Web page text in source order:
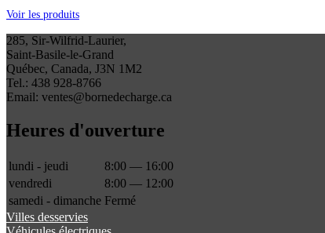
Voir les produits
285, Sir-Wilfrid-Laurier,
Saint-Basile-le-Grand
Québec, Canada, J3N 1M2
Tel.: 438 928-8766
Email: ventes@bornedecharge.ca
Heures d'ouverture
lundi - jeudi
8:00 — 16:00
vendredi
8:00 — 12:00
samedi - dimanche Fermé
Villes desservies